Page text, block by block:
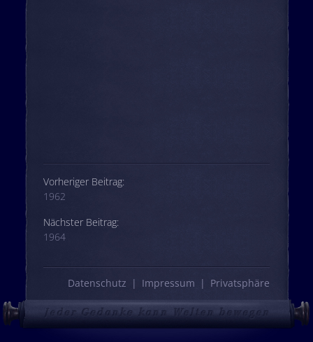
Beitrags-Navigation
Vorheriger Beitrag:
1962
Nächster Beitrag:
1964
Datenschutz Impressum Privatsphäre